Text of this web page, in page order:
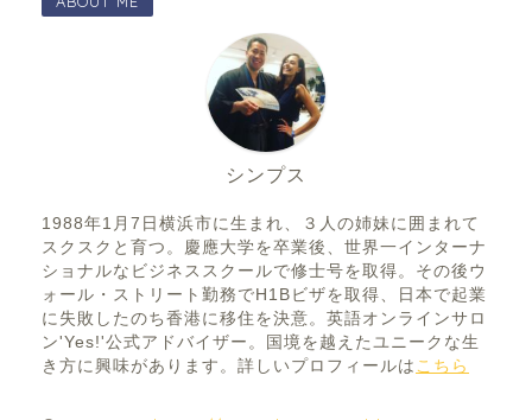
シンプス
1988年1月7日横浜市に生まれ、３人の姉妹に囲まれて
スクスクと育つ。慶應大学を卒業後、世界一インターナ
ショナルなビジネススクールで修士号を取得。その後ウ
ォール・ストリート勤務でH1Bビザを取得、日本で起業
に失敗したのち香港に移住を決意。英語オンラインサロ
ン'Yes!'公式アドバイザー。国境を越えたユニークな生
き方に興味があります。詳しいプロフィールは こちら